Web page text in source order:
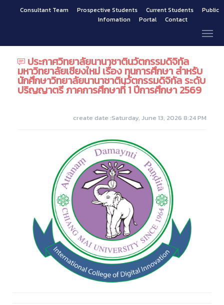
Consultant Team Prospective Students Current Students
Public
Infomation
Portal Contact
ประกาศวิทยาลัยนานาชาตินวัตกรรมดิจิทัล
มหาวิทยาลัยเชียงใหม่ เรื่อง ทุนการศึกษา สำหรับ
นักศึกษาวิทยาลัยนานาชาตินวัตกรรมดิจิทัล ระดับ
ปริญญาตรี ภาคการศึกษาที่ 1 ปีการศึกษา 2569
create date :Saturday, June 13, 2026 8:24 PM